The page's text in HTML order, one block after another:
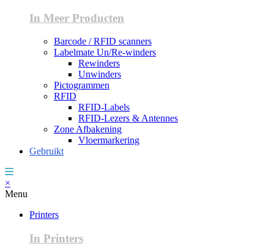
In Meer Producten
Barcode / RFID scanners
Labelmate Un/Re-winders
Rewinders
Unwinders
Pictogrammen
RFID
RFID-Labels
RFID-Lezers & Antennes
Zone Afbakening
Vloermarkering
Gebruikt
×
Menu
Printers
In Printers